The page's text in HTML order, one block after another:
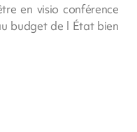
en visio conférence
budget de l État bien